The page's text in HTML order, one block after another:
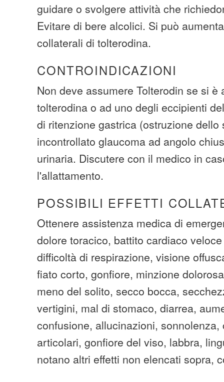
guidare o svolgere attività che
Evitare di bere alcolici. Si può
collaterali di tolterodina.
CONTROINDICAZIONI
Non deve assumere Tolterodin se si è
tolterodina o ad uno degli eccipienti
di ritenzione gastrica (ostruzione dello
incontrollato glaucoma ad angolo
urinaria. Discutere con il medico in
l'allattamento.
POSSIBILI EFFETTI
Ottenere assistenza medica di
dolore toracico, battito cardiaco
difficoltà di respirazione, visione
fiato corto, gonfiore, minzione
meno del solito, secco bocca,
vertigini, mal di stomaco, diarrea,
confusione, allucinazioni,
articolari, gonfiore del viso, labbra,
notano altri effetti non elencati sopra,